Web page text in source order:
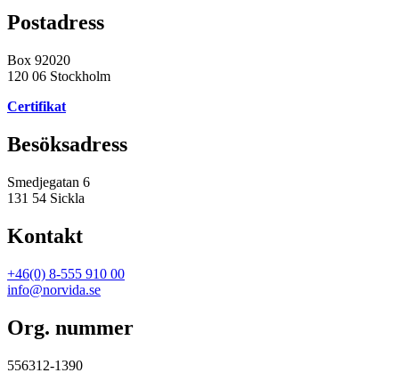
Postadress
Box 92020
120 06 Stockholm
Certifikat
Besöksadress
Smedjegatan 6
131 54 Sickla
Kontakt
+46(0) 8-555 910 00
info@norvida.se
Org. nummer
556312-1390